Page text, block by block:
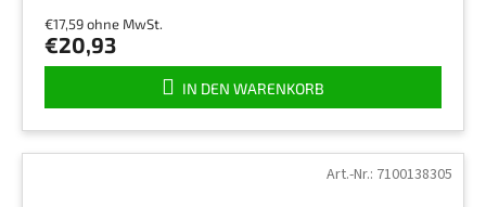
€17,59 ohne MwSt.
€20,93
IN DEN WARENKORB
Art.-Nr.: 7100138305